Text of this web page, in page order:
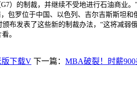
）的制裁，并继续不受地进行石油商业
包罗位于中国、以色列、吉尔吉斯斯坦和
布发表了这些新的制裁办法，“这将减弱
。
版下载V 下一篇： MBA破裂！时薪